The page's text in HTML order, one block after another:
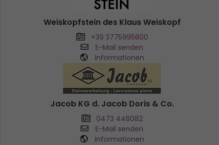
Weiskopfstein des Klaus Weiskopf
+39 3775995800
E-Mail senden
Informationen
Jacob KG d. Jacob Doris & Co.
0473 448082
E-Mail senden
Informationen